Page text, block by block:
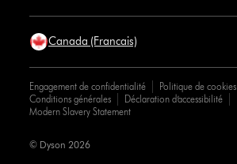
Canada (Francais)
Engagement de confidentialité
Politique de cookies
Conditions générales
Déclaration d’accessibilité
Modern Slavery Statement
© Dyson 2026